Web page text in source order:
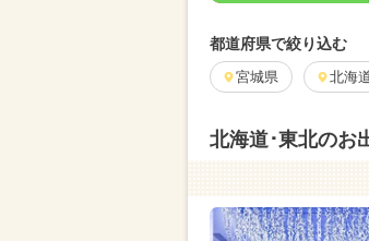
都道府県で絞り込む
宮城県 北海
北海道･東北のお